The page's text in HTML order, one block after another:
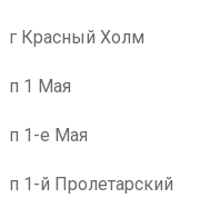
г Красный Холм
п 1 Мая
п 1-е Мая
п 1-й Пролетарский